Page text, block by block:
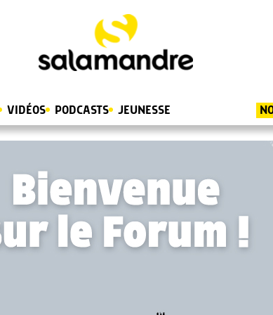
VIDÉOS PODCASTS JEUNESSE